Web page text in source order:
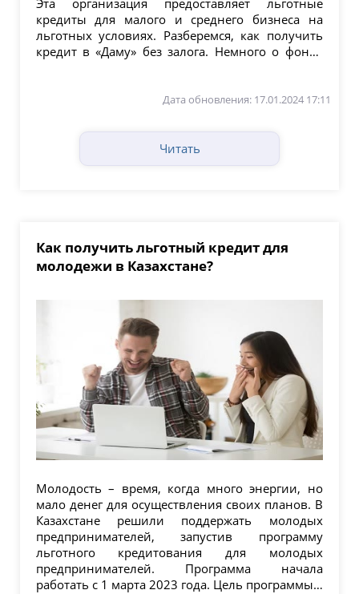
Эта организация предоставляет льготные
кредиты для малого и среднего бизнеса на
льготных условиях. Разберемся, как получить
кредит в «Даму» без залога. Немного о фонде
Дата обновления: 17.01.2024 17:11
Читать
Как получить льготный кредит для
молодежи в Казахстане?
Молодость – время, когда много энергии, но
мало денег для осуществления своих планов. В
Казахстане решили поддержать молодых
предпринимателей, запустив программу
льготного кредитования для молодых
предпринимателей. Программа начала
работать с 1 марта 2023 года. Цель программы –